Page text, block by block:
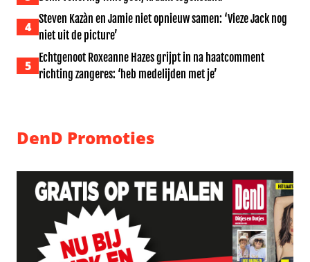
4
Steven Kazàn en Jamie niet opnieuw samen: ‘Vieze Jack nog
niet uit de picture’
5
Echtgenoot Roxeanne Hazes grijpt in na haatcomment
richting zangeres: ‘heb medelijden met je’
DenD Promoties